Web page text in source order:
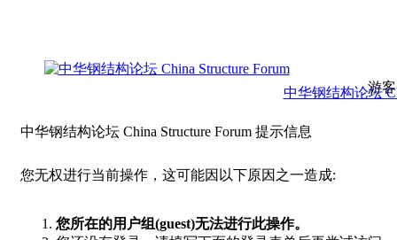
游
中华钢结构论坛
中华钢结构论坛 China Structure Forum 提示信息
您无权进行当前操作，这可能因以下原因之一造成:
您所在的用户组(guest)无法进行此操作。